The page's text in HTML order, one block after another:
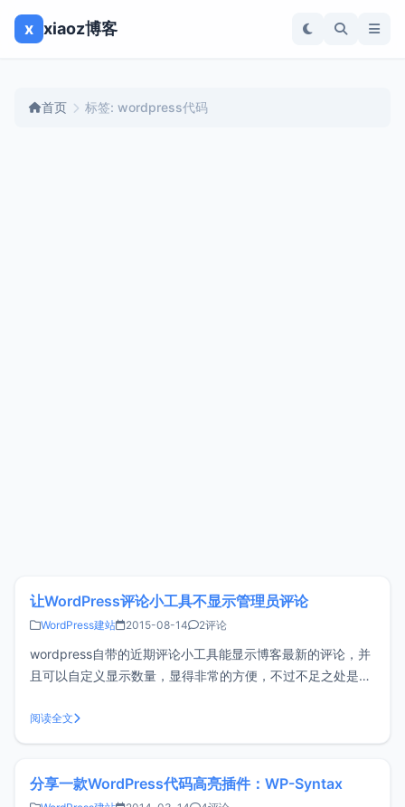
x xiaoz博客
首页 标签: wordpress代码
让WordPress评论小工具不显示管理员评论
WordPress建站 2015-08-14 2评论
wordpress自带的近期评论小工具能显示博客最新的评论，并
且可以自定义显示数量，显得非常的方便，不过不足之处是当
评论小工具很有可能被管理员自己的评论占满，显得体验不太
好。近期评论想要解决这个问题也非常得简单，只需要将下面
阅读全文
分享一款WordPress代码高亮插件：WP-Syntax